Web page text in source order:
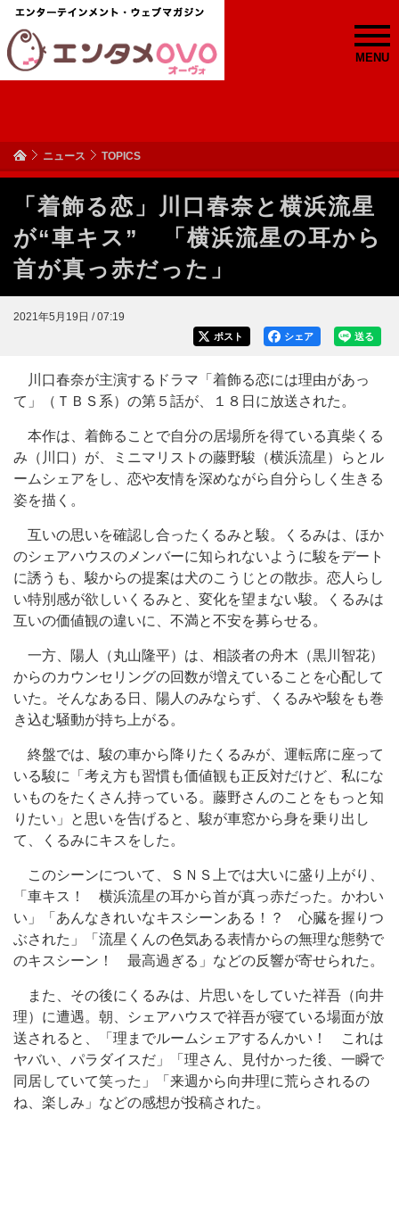
MENU
ニュース TOPICS
「着飾る恋」川口春奈と横浜流星
が“車キス” 「横浜流星の耳から
首が真っ赤だった」
2021年5月19日 / 07:19
送る
シェア
ポスト
川口春奈が主演するドラマ「着飾る恋には理由があっ
て」（ＴＢＳ系）の第５話が、１８日に放送された。
本作は、着飾ることで自分の居場所を得ている真柴くる
み（川口）が、ミニマリストの藤野駿（横浜流星）らとル
ームシェアをし、恋や友情を深めながら自分らしく生きる
姿を描く。
互いの思いを確認し合ったくるみと駿。くるみは、ほか
のシェアハウスのメンバーに知られないように駿をデート
に誘うも、駿からの提案は犬のこうじとの散歩。恋人らし
い特別感が欲しいくるみと、変化を望まない駿。くるみは
互いの価値観の違いに、不満と不安を募らせる。
一方、陽人（丸山隆平）は、相談者の舟木（黒川智花）
からのカウンセリングの回数が増えていることを心配して
いた。そんなある日、陽人のみならず、くるみや駿をも巻
き込む騒動が持ち上がる。
終盤では、駿の車から降りたくるみが、運転席に座って
いる駿に「考え方も習慣も価値観も正反対だけど、私にな
いものをたくさん持っている。藤野さんのことをもっと知
りたい」と思いを告げると、駿が車窓から身を乗り出し
て、くるみにキスをした。
このシーンについて、ＳＮＳ上では大いに盛り上がり、
「車キス！ 横浜流星の耳から首が真っ赤だった。かわい
い」「あんなきれいなキスシーンある！？ 心臓を握りつ
ぶされた」「流星くんの色気ある表情からの無理な態勢で
のキスシーン！ 最高過ぎる」などの反響が寄せられた。
また、その後にくるみは、片思いをしていた祥吾（向井
理）に遭遇。朝、シェアハウスで祥吾が寝ている場面が放
送されると、「理までルームシェアするんかい！ これは
ヤバい、パラダイスだ」「理さん、見付かった後、一瞬で
同居していて笑った」「来週から向井理に荒らされるの
ね、楽しみ」などの感想が投稿された。